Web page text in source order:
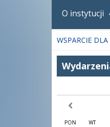
O instytucji
WSPARCIE
poprzedni
PON WT